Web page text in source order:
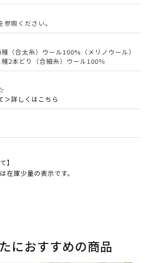
照ください。
（合太糸）ウール100%（メリノウール）
2本どり（合細糸）ウール100％
＞詳しくはこちら
】
在庫少量の表示です。
におすすめの商品